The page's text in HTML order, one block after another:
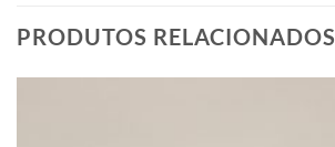
PRODUTOS RELACIONADOS